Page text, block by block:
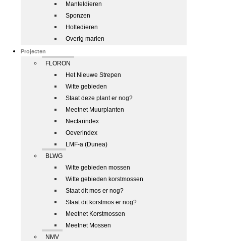
Manteldieren
Sponzen
Holtedieren
Overig marien
Projecten
FLORON
Het Nieuwe Strepen
Witte gebieden
Staat deze plant er nog?
Meetnet Muurplanten
Nectarindex
Oeverindex
LMF-a (Dunea)
BLWG
Witte gebieden mossen
Witte gebieden korstmossen
Staat dit mos er nog?
Staat dit korstmos er nog?
Meetnet Korstmossen
Meetnet Mossen
NMV